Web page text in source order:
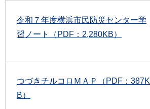
令和７年度横浜市民防災センター学
習ノート（PDF：2,280KB）
つづきチルコロＭＡＰ（PDF：387K
B）